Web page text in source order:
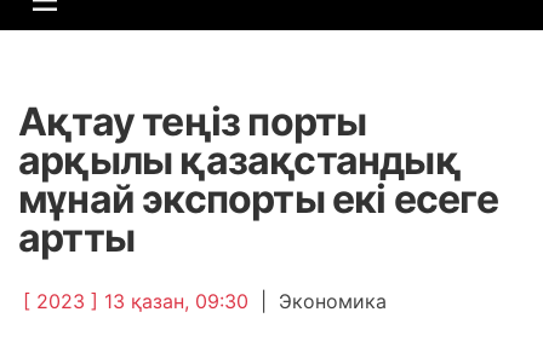
Ақтау теңіз порты
арқылы қазақстандық
мұнай экспорты екі есеге
артты
[ 2023 ] 13 қазан, 09:30 Экономика